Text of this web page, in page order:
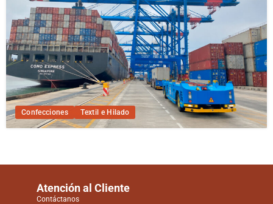
Confecciones Textil e Hilado
Atención al Cliente
Contáctanos